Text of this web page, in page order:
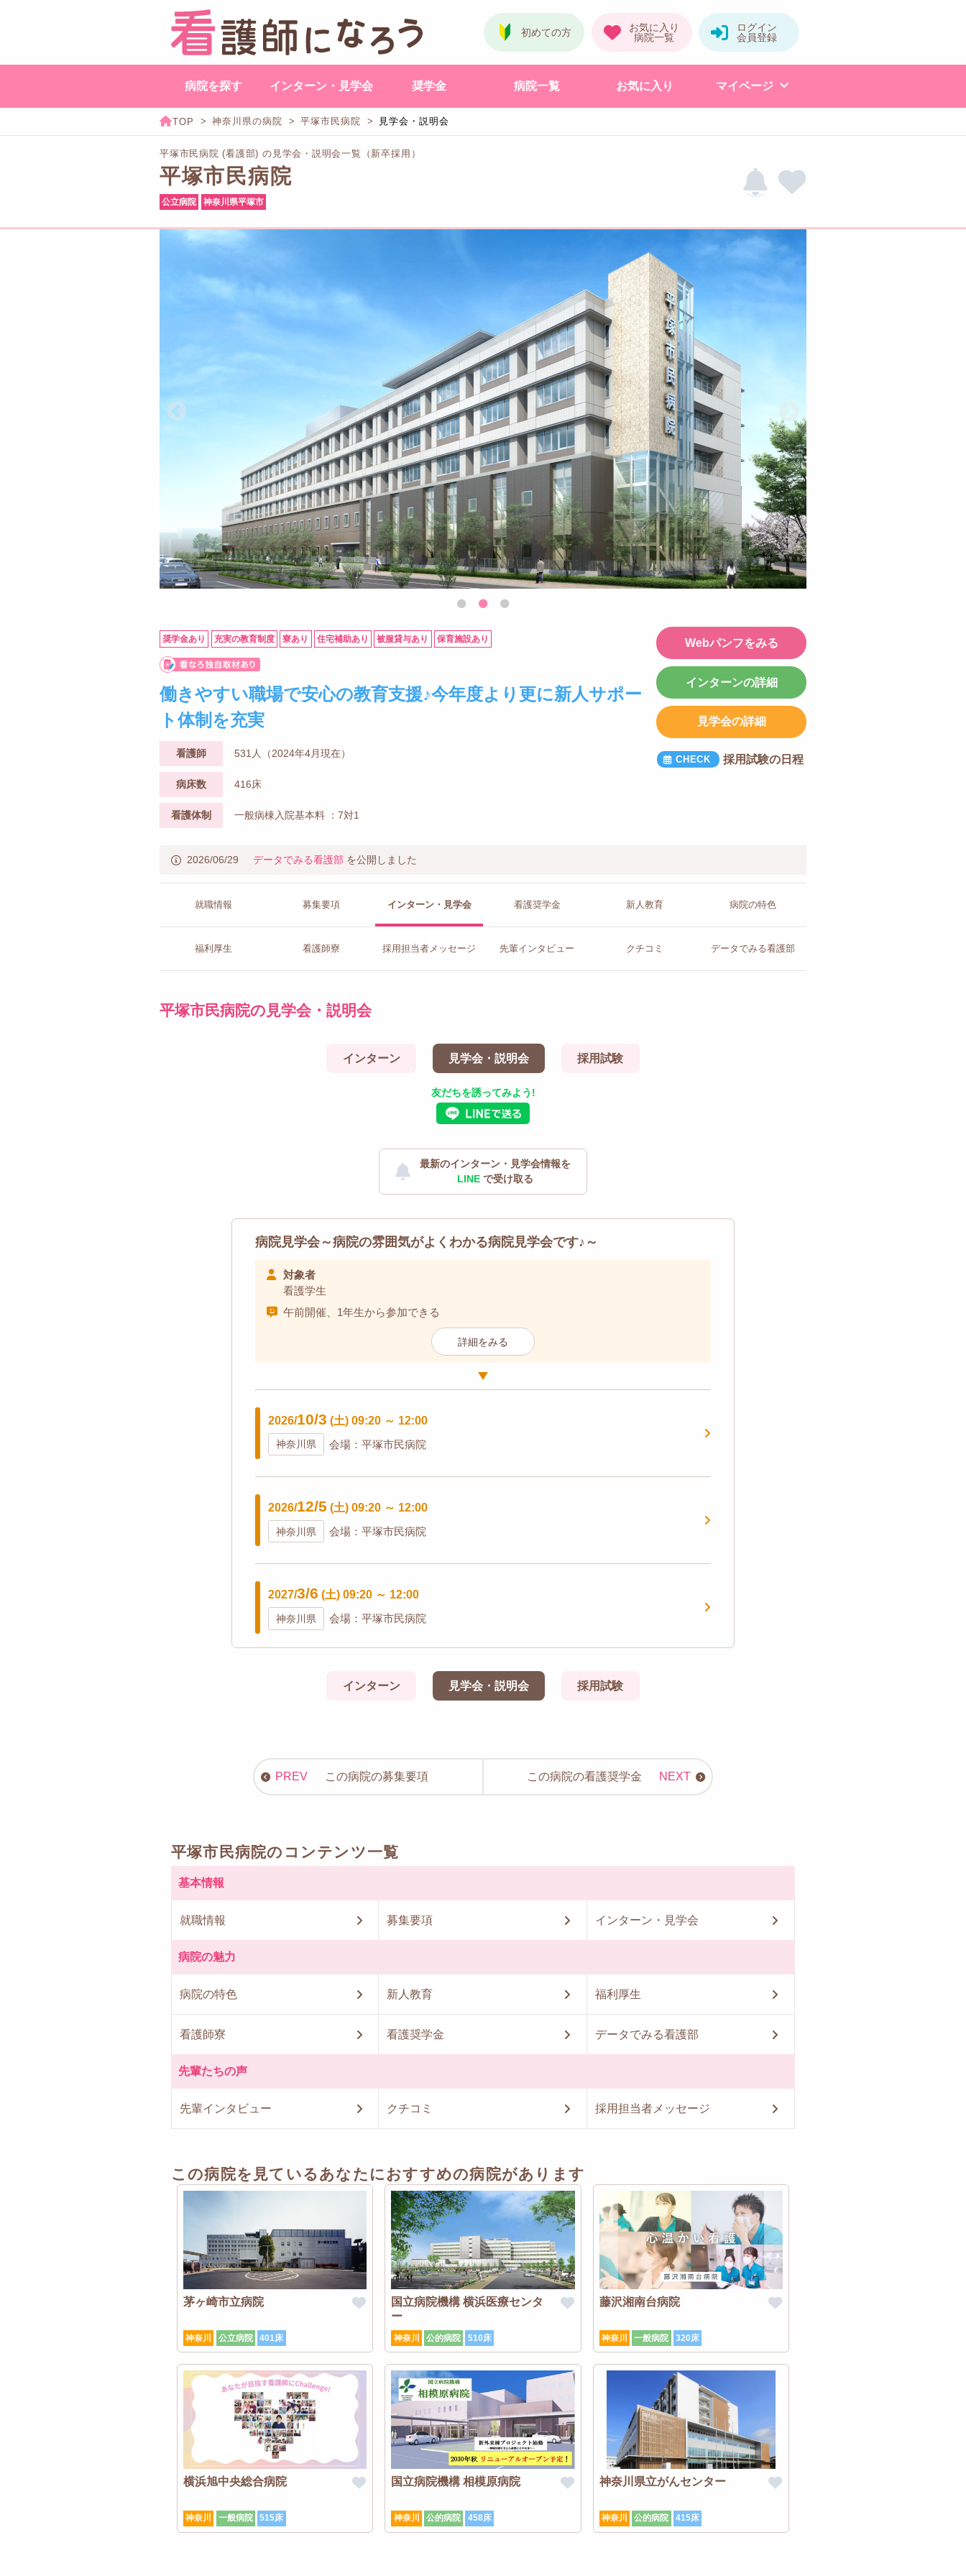
病院を探す インターン・見学会 奨学金 病院一覧 お気に入り マイページ
神奈川県の病院 平塚市民病院 見学会・説明会
平塚市民病院 (看護部) の見学会・説明会一覧（新卒採用）
平塚市民病院
公立病院 神奈川県平塚市
奨学金あり 充実の教育制度 寮あり 住宅補助あり 被服貸与あり 保育施設あり
働きやすい職場で安心の教育支援♪今年度より更に新人サポー
ト体制を充実
看護師 531人（2024年4月現在）
病床数 416床
看護体制 一般病棟入院基本料 ：7対1
Webパンフをみる
インターンの詳細
見学会の詳細
採用試験の日程
2026/06/29 データでみる看護部 を公開しました
就職情報 募集要項 インターン・見学会 看護奨学金 新人教育 病院の特色
福利厚生 看護師寮 採用担当者メッセージ 先輩イン タビュー クチコミ データでみる看護部
平塚市民病院の見学会・説明会
インターン 見学会・説明会 採用試験
友だちを誘ってみよう!
最新のインターン・見学会情報を
LINE で受け取る
病院見学会～病院の雰囲気がよくわかる病院見学会です♪～
対象者
看護学生
午前開催、1年生から参加できる
詳細をみる
2026/10/3 (土) 09:20 ～ 12:00
神奈川県 会場：平塚市民病院
2026/12/5 (土) 09:20 ～ 12:00
神奈川県 会場：平塚市民病院
2027/3/6 (土) 09:20 ～ 12:00
神奈川県 会場：平塚市民病院
インターン 見学会・説明会 採用試験
この病院の募集要項 この病院の看護奨学金
平塚市民病院のコンテンツ一覧
基本情報
就職情報 募集要項 インターン・見学会
病院の魅力
病院の特色 新人教育 福利厚生
看護師寮 看護奨学金 データでみる看護部
先輩たちの声
先輩インタビュー クチコミ 採用担当者メッセージ
この病院を見ているあなたにおすすめの病院があります
茅ヶ崎市立病院
神奈川 公立病院 401床
国立病院機構 横浜医療センタ
ー
神奈川 公的病院 510床
藤沢湘南台病院
神奈川 一般病院 320床
横浜旭中央総合病院
神奈川 一般病院 515床
国立病院機構 相模原病院
神奈川 公的病院 458床
神奈川県立がんセンター
神奈川 公的病院 415床